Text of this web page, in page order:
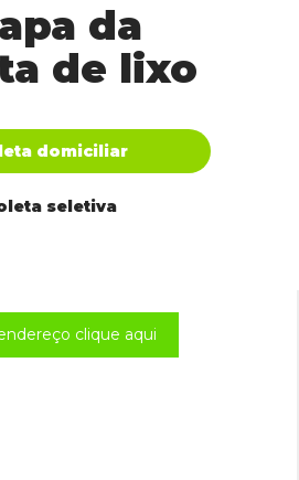
da
de lixo
domiciliar
seletiva
clique aqui